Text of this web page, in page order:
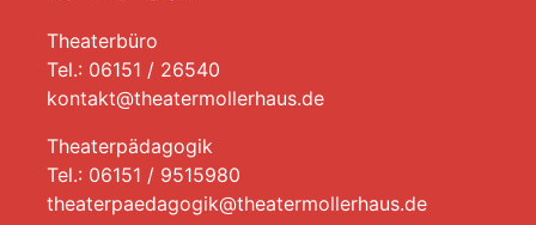
Theaterbüro
Tel.: 06151 / 26540
kontakt@theatermollerhaus.de
Theaterpädagogik
Tel.: 06151 / 9515980
theaterpaedagogik@theatermollerhaus.de